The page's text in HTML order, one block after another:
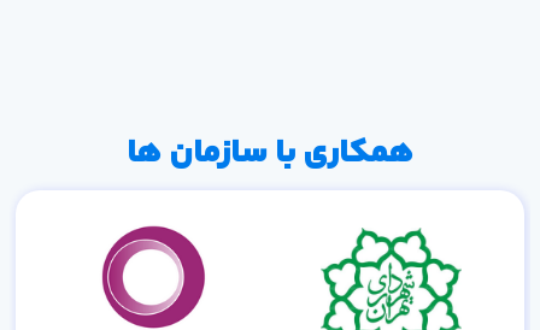
همکاری با سازمان ها